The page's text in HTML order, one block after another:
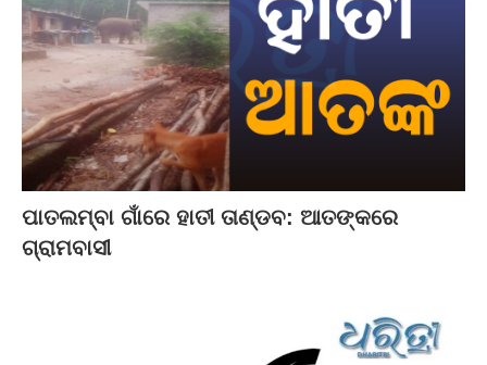
ପାତଲମ୍ବା ଗାଁରେ ହାତୀ ତାଣ୍ଡବ: ଆତଙ୍କରେ
ଗ୍ରାମବାସୀ